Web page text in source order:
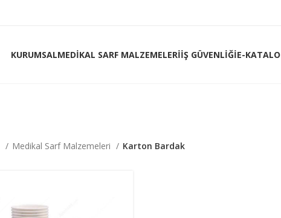
KURUMSALMEDIKAL SARF MALZEMELERIİŞ GÜVENLIĞIE-
Medikal Sarf Malzemeleri Karton Bardak